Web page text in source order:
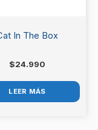
In The Box
$24.990
LEER MÁS